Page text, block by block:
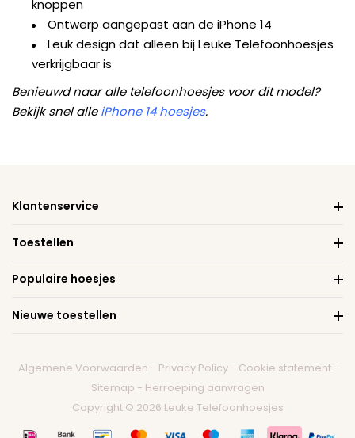
knoppen
Ontwerp aangepast aan de iPhone 14
Leuk design dat alleen bij Leuke Telefoonhoesjes
verkrijgbaar is
Benieuwd naar alle telefoonhoesjes voor dit model?
Bekijk snel alleiPhone 14 hoesjes.
Klantenservice
Toestellen
Populaire hoesjes
Nieuwe toestellen
Algemene Voorwaarden - Privacy Policy - Cookie statement -
Sitemap - Herroeping aanvragen
Copyright © 2026 Leuke Telefoonhoesjes